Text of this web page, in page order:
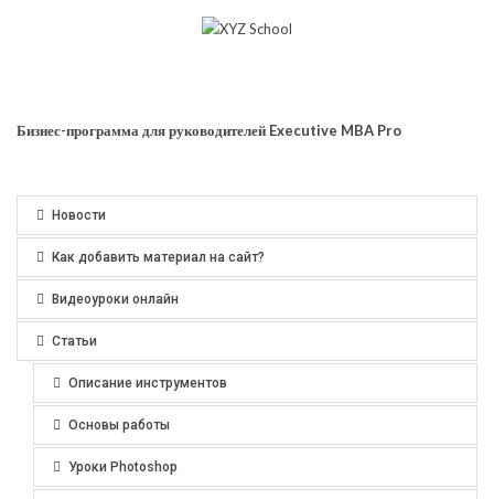
Бизнес-программа для руководителей Executive MBA Pro
Новости
Как добавить материал на сайт?
Видеоуроки онлайн
Статьи
Описание инструментов
Основы работы
Уроки Photoshop